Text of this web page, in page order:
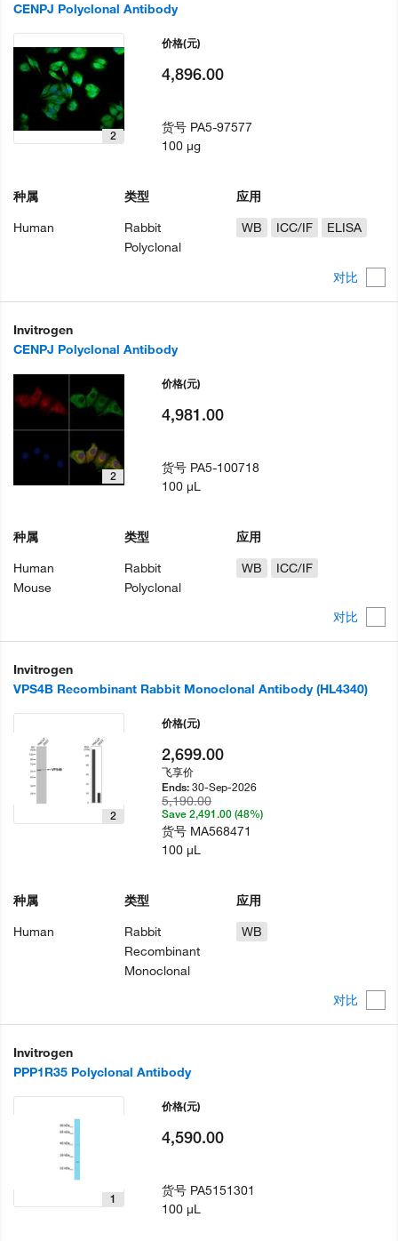
CENPJ Polyclonal Antibody
对比
2
种属
Human
类型
Rabbit
Polyclonal
应用
WB
ICC/IF ELISA
价格(元)
4,896.00
货号 PA5-97577
100 µg
Invitrogen
CENPJ Polyclonal Antibody
对比
2
种属
Human
Mouse
类型
Rabbit
Polyclonal
应用
WB
ICC/IF
价格(元)
4,981.00
货号 PA5-100718
100 µL
Invitrogen
VPS4B Recombinant Rabbit Monoclonal Antibody (HL4340)
对比
2
种属
Human
类型
Rabbit
Recombinant
Monoclonal
应用
WB
价格(元)
2,699.00
飞享价
Ends:30-Sep-2026
5,190.00
Save 2,491.00 (48%)
货号 MA568471
100 µL
Invitrogen
PPP1R35 Polyclonal Antibody
1
价格(元)
4,590.00
货号 PA5151301
100 µL